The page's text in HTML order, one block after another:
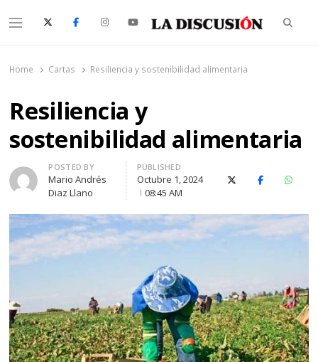
Menu
Home Cartas Resiliencia y sostenibilidad alimentaria
Resiliencia y
sostenibilidad alimentaria
Author
POSTED BY
Mario Andrés
Diaz Llano
PUBLISHED
Octubre 1, 2024
08:45 AM
X (Twitter)Facebook